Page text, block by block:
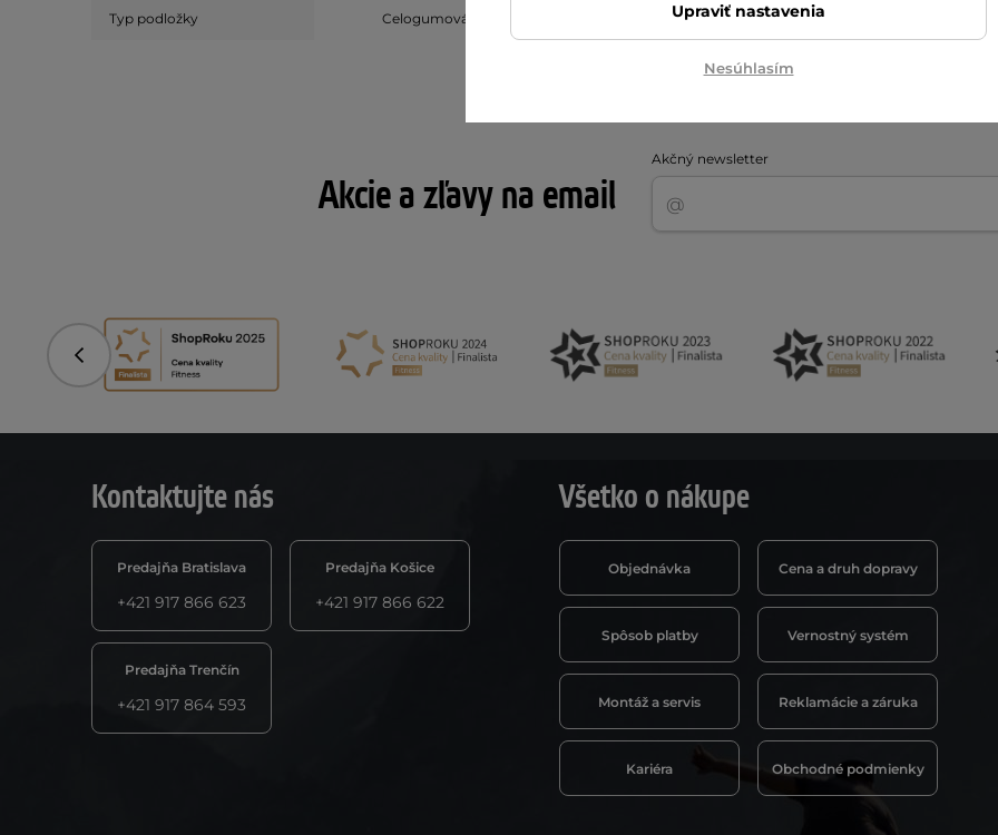
Typ podložky Celogumová Celogumová
Akcie a zľavy na email
Akčný newsletter
Predchádzajúci
Kontaktujte nás
Predajňa Bratislava
+421 917 866 623
Predajňa Košice
+421 917 866 622
Predajňa Trenčín
+421 917 864 593
Všetko o nákupe
Objednávka Cena a druh dopravy
Spôsob platby Vernostný systém
Montáž a servis Reklamácie a záruka
Kariéra Obchodné podmienky
Upraviť nastavenia
Nesúhlasím